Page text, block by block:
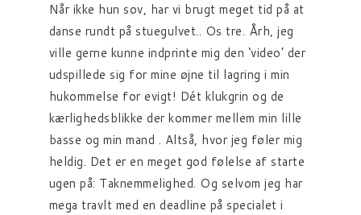
Når ikke hun sov, har vi brugt meget tid på at
danse rundt på stuegulvet.. Os tre. Årh, jeg
ville gerne kunne indprinte mig den ‘video’ der
udspillede sig for mine øjne til lagring i min
hukommelse for evigt! Dét klukgrin og de
kærlighedsblikke der kommer mellem min lille
basse og min mand . Altså, hvor jeg føler mig
heldig. Det er en meget god følelse af starte
ugen på: Taknemmelighed. Og selvom jeg har
mega travlt med en deadline på specialet i